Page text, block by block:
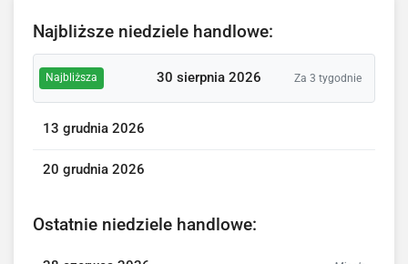
Najbliższe niedziele handlowe:
Najbliższa 30 sierpnia 2026 Za 3 tygodnie
13 grudnia 2026
20 grudnia 2026
Ostatnie niedziele handlowe: